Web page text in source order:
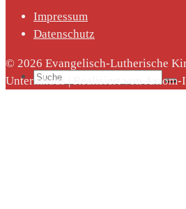
Suche
Impressum
Datenschutz
© 2026 Evangelisch-Lutherische
Untermhaus | Realisiert von Axiom-